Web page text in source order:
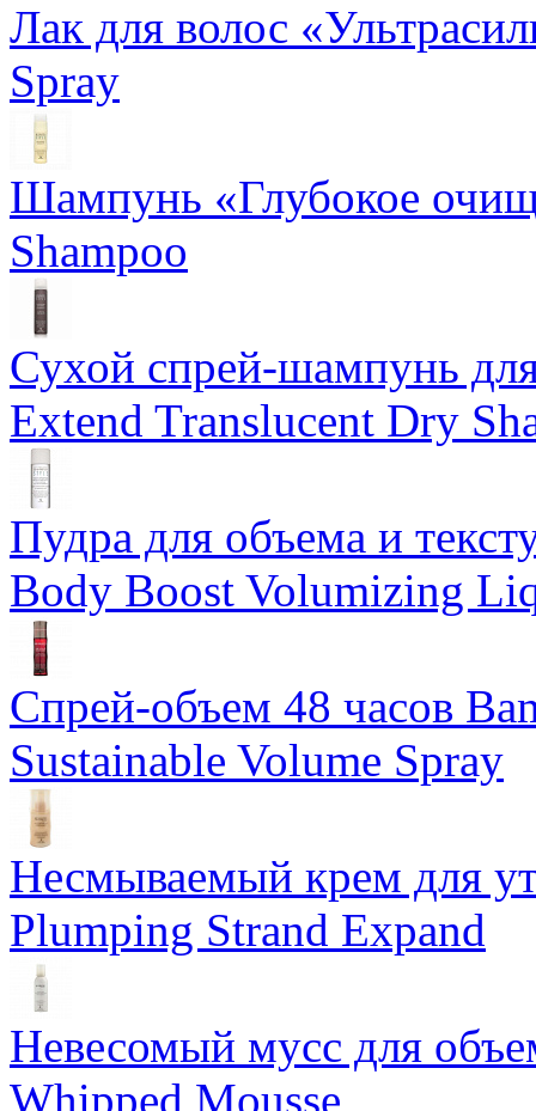
Лак для волос
Spray
Шампунь «Глубокое
Shampoo
Сухой спрей-шампунь
Extend Translucent Dry
Пудра для объема и
Body Boost Volumizing
Спрей-объем 48 часов
Sustainable Volume Spray
Несмываемый крем для
Plumping Strand Expand
Невесомый мусс для
Whipped Mousse